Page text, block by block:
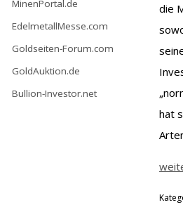
MinenPortal.de
EdelmetallMesse.com
Goldseiten-Forum.com
GoldAuktion.de
Bullion-Investor.net
die
hat